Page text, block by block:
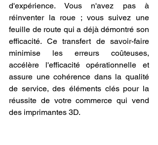
d'expérience. Vous n'avez pas à
réinventer la roue ; vous suivez une
feuille de route qui a déjà démontré son
efficacité. Ce transfert de savoir-faire
minimise les erreurs coûteuses,
accélère l'efficacité opérationnelle et
assure une cohérence dans la qualité
de service, des éléments clés pour la
réussite de votre commerce qui vend
des imprimantes 3D.